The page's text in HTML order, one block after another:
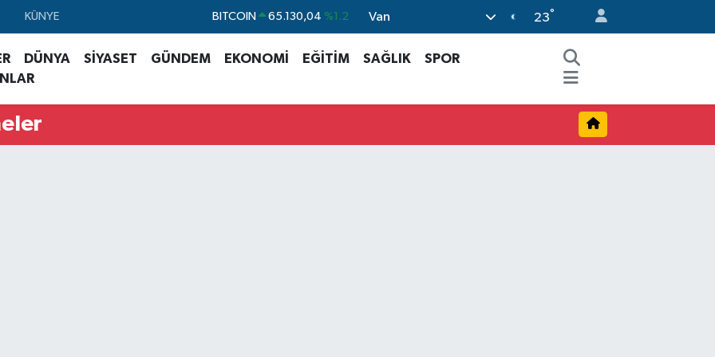
KÜNYE DOLAR 47,7106 %0.17
55,1652 %0.27
GRAM ALTIN 6618.49 %2.12
Van 23°
DÜNYA SİYASET GÜNDEM EKONOMİ EĞİTİM SAĞLIK
SPOR